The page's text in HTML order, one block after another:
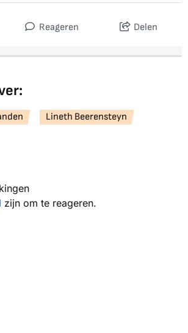
Reageren Delen
Lineth Beerensteyn
zijn om te reageren.